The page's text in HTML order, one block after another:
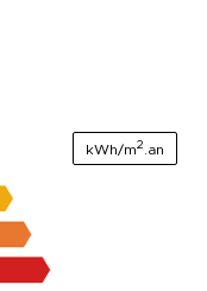
kWh/m2 .an